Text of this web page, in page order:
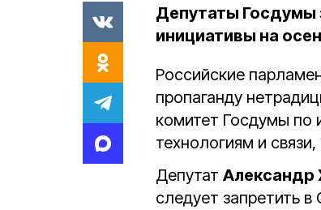
Депутаты Госдумы
инициативы на
Российские
пропаганду
комитет Госдумы
технологиям и связи,
Депутат Александр
следует запретить